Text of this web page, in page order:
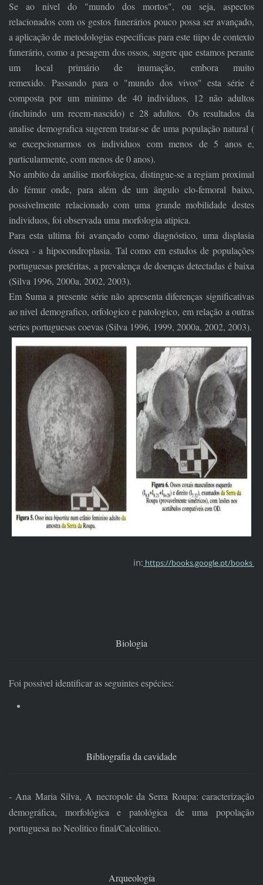
Se ao nivel do "mundo dos mortos", ou seja, aspectos
relacionados com os gestos funerários pouco possa ser avançado,
a aplicação de metodologias especificas para este tiipo de contexto
funerário, como a pesagem dos ossos, sugere que estamos perante
um local primário de inumação, embora muito
remexido. Passando para o "mundo dos vivos" esta série é
composta por um minimo de 40 individuos, 12 não adultos
(incluindo um recem-nascido) e 28 adultos. Os resultados da
analise demografica sugerem tratar-se de uma população natural (
se excepcionarmos os individuos com menos de 5 anos e,
particularmente, com menos de 0 anos).
No ambito da análise morfologica, distingue-se a regiam proximal
do fémur onde, para além de um ângulo clo-femoral baixo,
possivelmente relacionado com uma grande mobilidade destes
individuos, foi observada uma morfologia atipica.
Para esta ultima foi avançado como diagnóstico, uma displasia
óssea - a hipocondroplasia. Tal como em estudos de populações
portuguesas pretéritas, a prevalença de doenças detectadas é baixa
(Silva 1996, 2000a, 2002, 2003).
Em Suma a presente série não apresenta diferenças significativas
ao nivel demografico, orfologico e patologico, em relação a outras
series portuguesas coevas (Silva 1996, 1999, 2000a, 2002, 2003).
in: https://books.google.pt/books
Biologia
Foi possivel identificar as seguintes espécies:
Bibliografia da cavidade
- Ana Maria Silva, A necropole da Serra Roupa: caracterização
demográfica, morfológica e patológica de uma popolação
portuguesa no Neolitico final/Calcolitico.
Arqueologia